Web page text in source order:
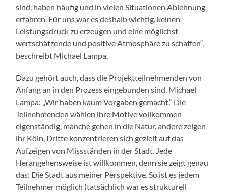
sind, haben häufig und in vielen Situationen Ablehnung
erfahren. Für uns war es deshalb wichtig, keinen
Leistungsdruck zu erzeugen und eine möglichst
wertschätzende und positive Atmosphäre zu schaffen“,
beschreibt Michael Lampa.
Dazu gehört auch, dass die Projektteilnehmenden von
Anfang an in den Prozess eingebunden sind. Michael
Lampa: „Wir haben kaum Vorgaben gemacht.“ Die
Teilnehmenden wählen ihre Motive vollkommen
eigenständig, manche gehen in die Natur, andere zeigen
ihr Köln, Dritte konzentrieren sich gezielt auf das
Aufzeigen von Missständen in der Stadt. Jede
Herangehensweise ist willkommen, denn sie zeigt genau
das: Die Stadt aus meiner Perspektive. So ist es jedem
Teilnehmer möglich (tatsächlich war es strukturell